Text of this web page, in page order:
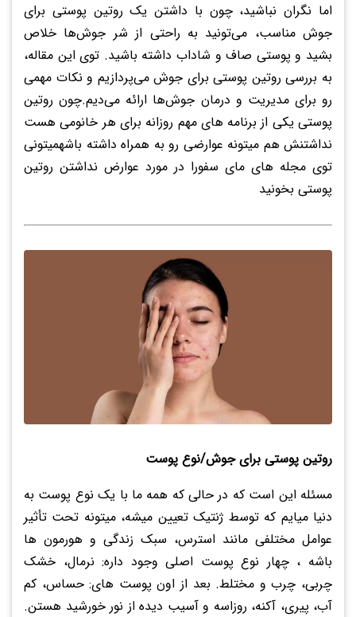
اما نگران نباشید، چون با داشتن یک روتین پوستی برای
جوش مناسب، می‌تونید به راحتی از شر جوش‌ها خلاص
بشید و پوستی صاف و شاداب داشته باشید. توی این مقاله،
به بررسی روتین پوستی برای جوش می‌پردازیم و نکات مهمی
رو برای مدیریت و درمان جوش‌ها ارائه می‌دیم.چون روتین
پوستی یکی از برنامه های مهم روزانه برای هر خانومی هست
نداشتنش هم میتونه عوارضی رو به همراه داشته باشهمیتونی
توی مجله های مای سفورا در مورد عوارض نداشتن روتین
پوستی بخونید
روتین پوستی برای جوش/نوع پوست
مسئله این است که در حالی که همه ما با یک نوع پوست به
دنیا میایم که توسط ژنتیک تعیین میشه، میتونه تحت تأثیر
عوامل مختلفی مانند استرس، سبک زندگی و هورمون ها
باشه ، چهار نوع پوست اصلی وجود داره: نرمال، خشک
چربی، چرب و مختلط. بعد از اون پوست های: حساس، کم
آب، پیری، آکنه، روزاسه و آسیب دیده از نور خورشید هستن.